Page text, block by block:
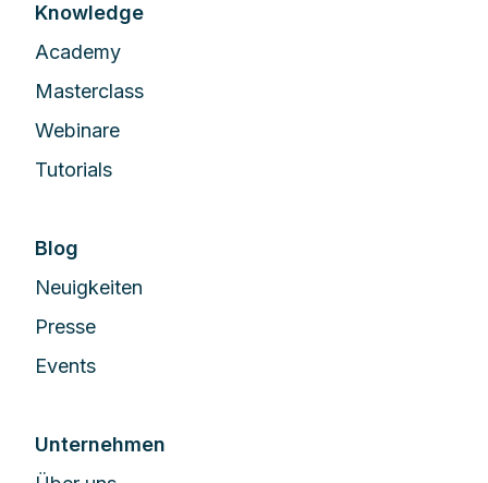
Knowledge
Academy
Masterclass
Webinare
Tutorials
Blog
Neuigkeiten
Presse
Events
Unternehmen